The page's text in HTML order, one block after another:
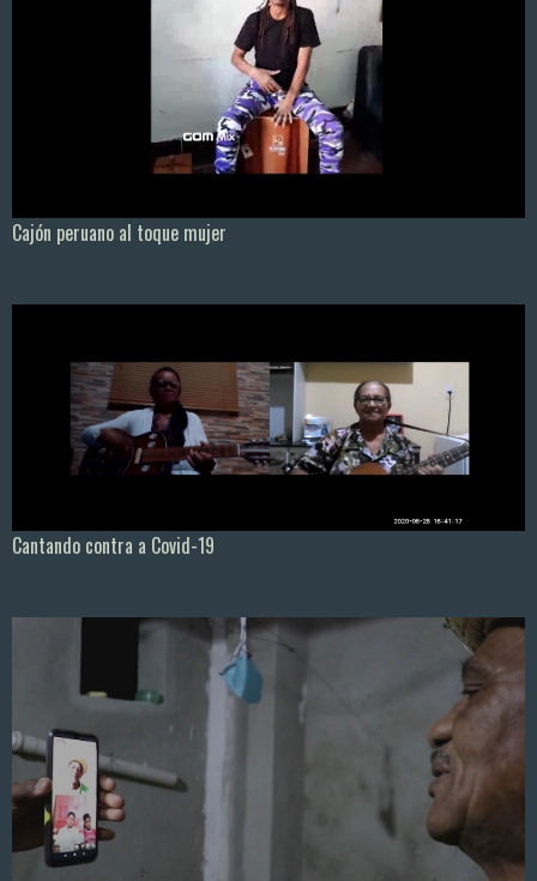
Cajón peruano al toque mujer
Cantando contra a Covid-19